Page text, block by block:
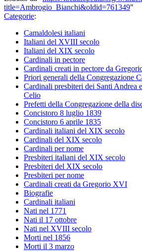
title=Ambrogio_Bianchi&oldid=761349"
Categorie:
Camaldolesi italiani
Italiani del XVIII secolo
Italiani del XIX secolo
Cardinali in pectore
Cardinali creati in pectore da
Priori generali della Congregazione
Cardinali presbiteri dei Santi Andrea
Celio
Prefetti della Congregazione della
Concistoro 8 luglio 1839
Concistoro 6 aprile 1835
Cardinali italiani del XIX secolo
Cardinali del XIX secolo
Cardinali per nome
Presbiteri italiani del XIX secolo
Presbiteri del XIX secolo
Presbiteri per nome
Cardinali creati da Gregorio XVI
Biografie
Cardinali italiani
Nati nel 1771
Nati il 17 ottobre
Nati nel XVIII secolo
Morti nel 1856
Morti il 3 marzo